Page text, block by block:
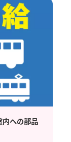
への部品